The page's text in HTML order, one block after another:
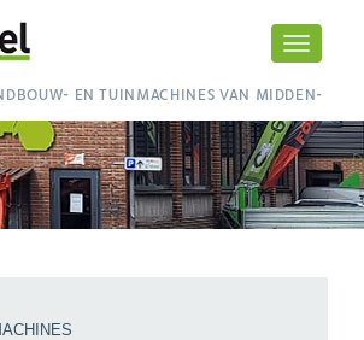
Toggle
EN TUINMACHINES VAN MIDDEN-